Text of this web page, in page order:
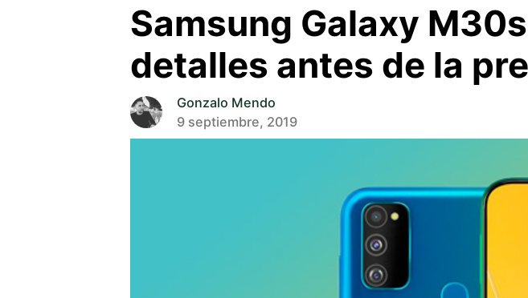
Samsung Galaxy
detalles antes de la
Gonzalo Mendo
9 septiembre, 2019